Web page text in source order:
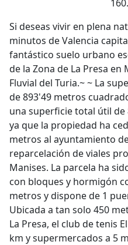
Si deseas vivir en plena
minutos de Valencia
fantástico suelo urbano
de la Zona de La Presa
Fluvial del Turia.~ ~ La
de 893'49 metros
una superficie total útil
ya que la propiedad ha
metros al ayuntamiento
reparcelación de viales
Manises. La parcela ha
con bloques y hormigón
metros y dispone de 1
Ubicada a tan solo 450
La Presa, el club de tenis
km y supermercados a 5